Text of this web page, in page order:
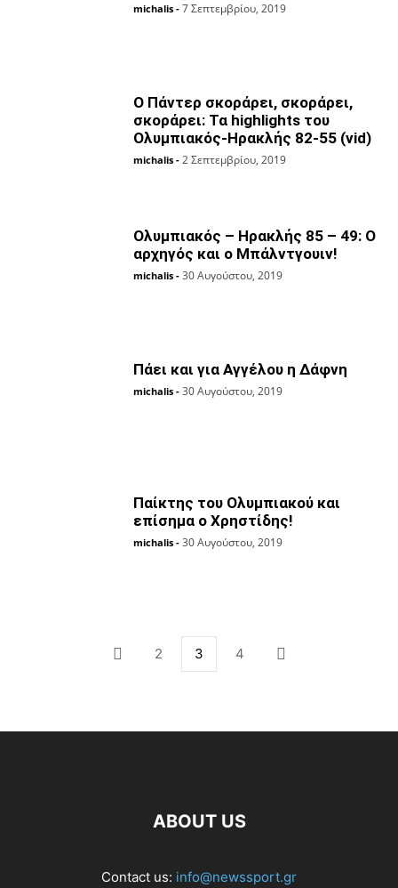
michalis - 7 Σεπτεμβρίου, 2019
O Πάντερ σκοράρει, σκοράρει,
σκοράρει: Τα highlights του
Ολυμπιακός-Ηρακλής 82-55 (vid)
michalis - 2 Σεπτεμβρίου, 2019
Ολυμπιακός – Ηρακλής 85 – 49: Ο
αρχηγός και ο Μπάλντγουιν!
michalis - 30 Αυγούστου, 2019
Πάει και για Αγγέλου η Δάφνη
michalis - 30 Αυγούστου, 2019
Παίκτης του Ολυμπιακού και
επίσημα ο Χρηστίδης!
michalis - 30 Αυγούστου, 2019
2 3 4
ABOUT US
Contact us: info@newssport.gr